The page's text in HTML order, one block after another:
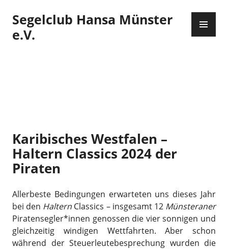
Inhalt
springen
Segelclub Hansa Münster
e.V.
Karibisches Westfalen –
Haltern Classics 2024 der
Piraten
Allerbeste Bedingungen erwarteten uns dieses Jahr
bei den Haltern Classics – insgesamt 12 Münsteraner
Piratensegler*innen genossen die vier sonnigen und
gleichzeitig windigen Wettfahrten. Aber schon
während der Steuerleutebesprechung wurden die